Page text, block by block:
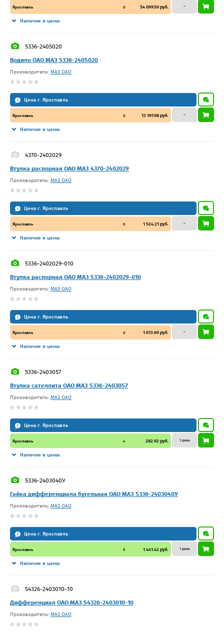
Ярославль 0 54 099.50 руб.
Наличие и цены
–
5336-2405020
Водило ОАО МАЗ 5336-2405020
Производитель: МАЗ ОАО
Цена г. Ярославль
Ярославль 0 13 197.08 руб.
Наличие и цены
–
4370-2402029
Втулка распорная ОАО МАЗ 4370-2402029
Производитель: МАЗ ОАО
Цена г. Ярославль
Ярославль 0 1 524.21 руб.
Наличие и цены
–
5336-2402029-010
Втулка распорная ОАО МАЗ 5336-2402029-010
Производитель: МАЗ ОАО
Цена г. Ярославль
Ярославль 0 1 613.60 руб.
Наличие и цены
–
5336-2403057
Втулка сателлита ОАО МАЗ 5336-2403057
Производитель: МАЗ ОАО
Цена г. Ярославль
Ярославль 4 282.92 руб.
Наличие и цены
1 день
5336-2403040У
Гайка дифференциала бугельная ОАО МАЗ 5336-2403040У
Производитель: МАЗ ОАО
Цена г. Ярославль
Ярославль 5 1 441.42 руб.
Наличие и цены
1 день
54326-2403010-10
Дифференциал ОАО МАЗ 54326-2403010-10
Производитель: МАЗ ОАО